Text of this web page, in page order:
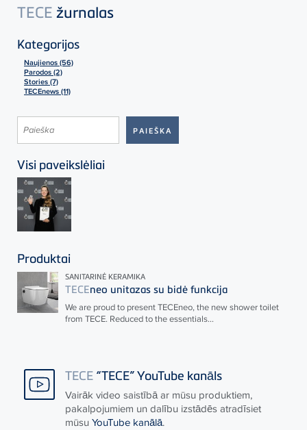
TECE žurnalas
Kategorijos
Naujienos (56)
Parodos (2)
Stories (7)
TECEnews (11)
Visi paveikslėliai
Produktai
SANITARINĖ KERAMIKA
TECEneo unitazas su bidė funkcija
We are proud to presentTECEneo, the new shower toilet
from TECE. Reduced to the essentials...
TECE “TECE” YouTube kanāls
Vairāk video saistībā ar mūsu produktiem,
pakalpojumiem un dalību izstādēs atradīsiet
mūsu YouTube kanālā.